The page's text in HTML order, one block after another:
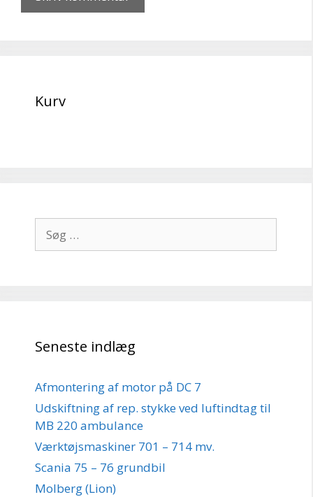
Kurv
efter:
Seneste indlæg
Afmontering af motor på DC 7
Udskiftning af rep. stykke ved luftindtag til
MB 220 ambulance
Værktøjsmaskiner 701 – 714 mv.
Scania 75 – 76 grundbil
Molberg (Lion)